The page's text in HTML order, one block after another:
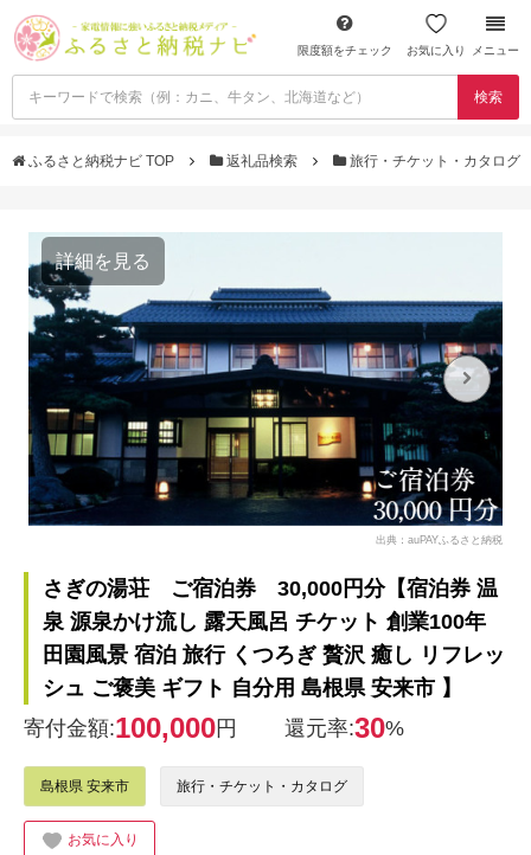
限度額をチェック お気に入り メニュー
検索
ふるさと納税ナビ TOP 返礼品検索 旅行・チケット・カタログ
詳細を見る
出典：auPAYふるさと納税
さぎの湯荘 ご宿泊券 30,000円分【宿泊券 温
泉 源泉かけ流し 露天風呂 チケット 創業100年
田園風景 宿泊 旅行 くつろぎ 贅沢 癒し リフレッ
シュ ご褒美 ギフト 自分用 島根県 安来市 】
寄付金額:100,000円 還元率:30%
島根県 安来市 旅行・チケット・カタログ
お気に入り